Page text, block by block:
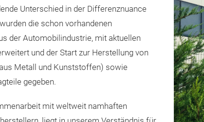
Unterschied in der Differenznuance
die schon vorhandenen
der Automobilindustrie, mit aktuellen
und der Start zur Herstellung von
Metall und Kunststoffen) sowie
gegeben.
mit weltweit namhaften